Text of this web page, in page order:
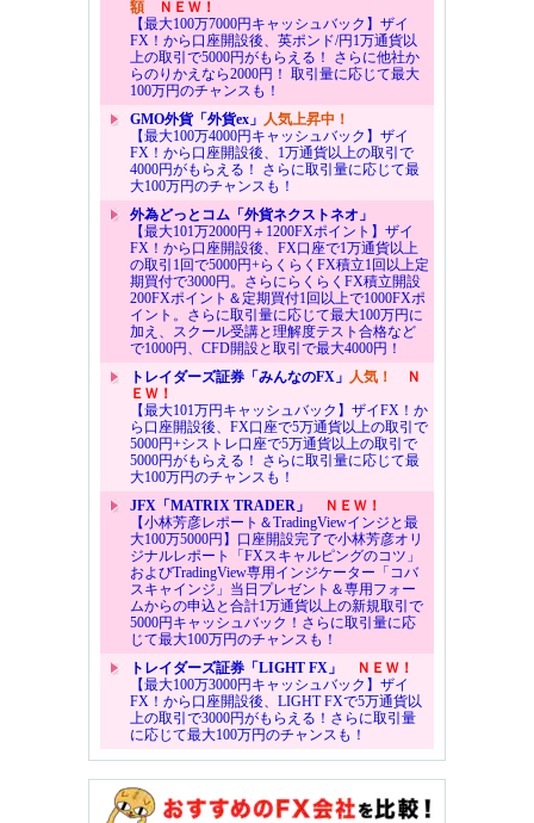
額ＮＥＷ！
【最大100万7000円キャッシュバック】ザイ
FX！から口座開設後、英ポンド/円1万通貨以
上の取引で5000円がもらえる！ さらに他社か
らのりかえなら2000円！ 取引量に応じて最大
100万円のチャンスも！
GMO外貨「外貨ex」 人気上昇中！
【最大100万4000円キャッシュバック】ザイ
FX！から口座開設後、1万通貨以上の取引で
4000円がもらえる！ さらに取引量に応じて最
大100万円のチャンスも！
外為どっとコム「外貨ネクストネオ」
【最大101万2000円＋1200FXポイント】ザイ
FX！から口座開設後、FX口座で1万通貨以上
の取引1回で5000円+らくらくFX積立1回以上定
期買付で3000円。さらにらくらくFX積立開設
200FXポイント＆定期買付1回以上で1000FXポ
イント。さらに取引量に応じて最大100万円に
加え、スクール受講と理解度テスト合格など
で1000円、CFD開設と取引で最大4000円！
トレイダーズ証券「みんなのFX」 人気！
Ｎ
ＥＷ！
【最大101万円キャッシュバック】ザイFX！か
ら口座開設後、FX口座で5万通貨以上の取引で
5000円+シストレ口座で5万通貨以上の取引で
5000円がもらえる！ さらに取引量に応じて最
大100万円のチャンスも！
JFX「MATRIX TRADER」
ＮＥＷ！
【小林芳彦レポート＆TradingViewインジと最
大100万5000円】口座開設完了で小林芳彦オリ
ジナルレポート「FXスキャルピングのコツ」
およびTradingView専用インジケーター「コバ
スキャインジ」当日プレゼント＆専用フォー
ムからの申込と合計1万通貨以上の新規取引で
5000円キャッシュバック！さらに取引量に応
じて最大100万円のチャンスも！
トレイダーズ証券「LIGHT FX」
ＮＥＷ！
【最大100万3000円キャッシュバック】ザイ
FX！から口座開設後、LIGHT FXで5万通貨以
上の取引で3000円がもらえる！さらに取引量
に応じて最大100万円のチャンスも！